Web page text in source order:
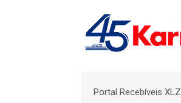
Portal Recebíveis XLZ